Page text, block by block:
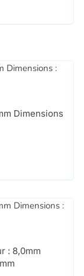
Dimensions
: 8,0mm